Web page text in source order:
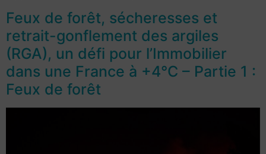
Feux de forêt, sécheresses et
retrait-gonflement des argiles
(RGA), un défi pour l’Immobilier
dans une France à +4°C – Partie 1 :
Feux de forêt